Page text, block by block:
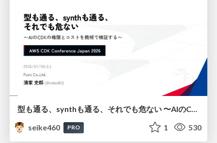
seike460
PRO 1 530